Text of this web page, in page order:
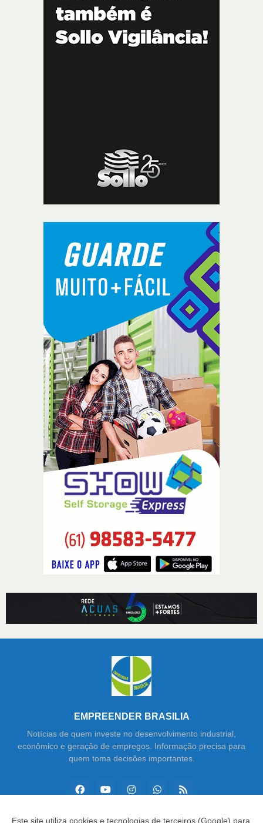
EMPREENDER BRASILIA
Notícias de quem investe no desenvolvimento industrial,
econômico e geração de empregos. Informação precisa para
quem toma decisões importantes.
Este site utiliza cookies e tecnologias de terceiros (Google) para